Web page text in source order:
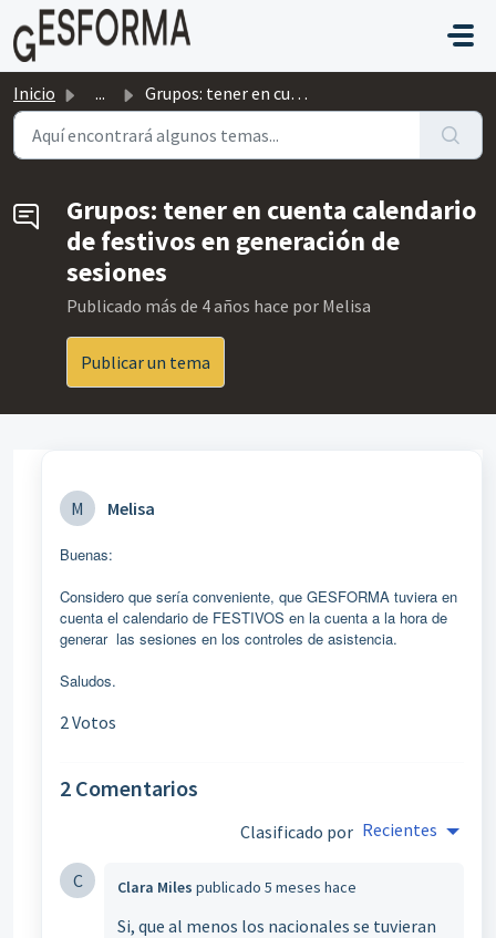
Saltar al contenido principal
Inicio ... Grupos: tener en cuenta calendario de festivos en generac...
Grupos: tener en cuenta calendario
de festivos en generación de
sesiones
Publicado más de 4 años hace por Melisa
Publicar un tema
M Melisa
Buenas:
Considero que sería conveniente, que GESFORMA tuviera en
cuenta el calendario de FESTIVOS en la cuenta a la hora de
generar las sesiones en los controles de asistencia.
Saludos.
2 Votos
2 Comentarios
Clasificado por Recientes
C Clara Miles publicado 5 meses hace
Si, que al menos los nacionales se tuvieran